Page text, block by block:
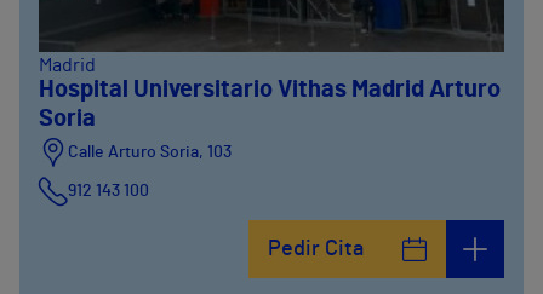
Madrid
Hospital Universitario Vithas Madrid Arturo
Soria
Calle Arturo Soria, 103
912 143 100
Pedir Cita